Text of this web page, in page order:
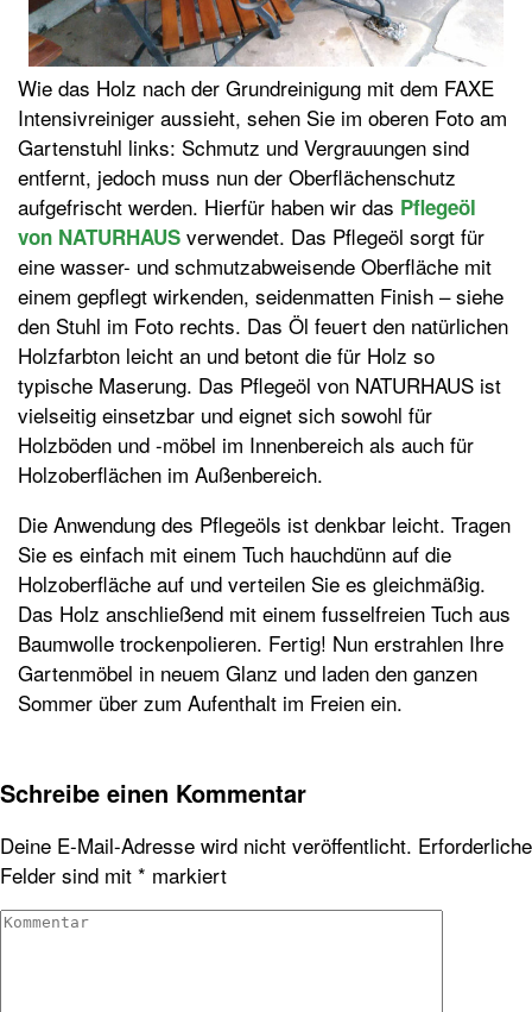
Wie das Holz nach der Grundreinigung mit dem FAXE
Intensivreiniger aussieht, sehen Sie im oberen Foto am
Gartenstuhl links: Schmutz und Vergrauungen sind
entfernt, jedoch muss nun der Oberflächenschutz
aufgefrischt werden. Hierfür haben wir das Pflegeöl
von NATURHAUS verwendet. Das Pflegeöl sorgt für
eine wasser- und schmutzabweisende Oberfläche mit
einem gepflegt wirkenden, seidenmatten Finish – siehe
den Stuhl im Foto rechts. Das Öl feuert den natürlichen
Holzfarbton leicht an und betont die für Holz so
typische Maserung. Das Pflegeöl von NATURHAUS ist
vielseitig einsetzbar und eignet sich sowohl für
Holzböden und -möbel im Innenbereich als auch für
Holzoberflächen im Außenbereich.
Die Anwendung des Pflegeöls ist denkbar leicht. Tragen
Sie es einfach mit einem Tuch hauchdünn auf die
Holzoberfläche auf und verteilen Sie es gleichmäßig.
Das Holz anschließend mit einem fusselfreien Tuch aus
Baumwolle trockenpolieren. Fertig! Nun erstrahlen Ihre
Gartenmöbel in neuem Glanz und laden den ganzen
Sommer über zum Aufenthalt im Freien ein.
Schreibe einen Kommentar
Deine E-Mail-Adresse wird nicht veröffentlicht. Erforderliche
Felder sind mit * markiert